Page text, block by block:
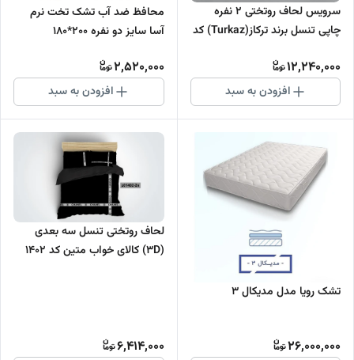
سرویس لحاف روتختی 2 نفره
چاپی تنسل برند ترکاز(Turkaz) کد
12,240,000
افزودن به سبد
محافظ ضد آب تشک تخت نرم
آسا سایز دو نفره 200*180
2,520,000
افزودن به سبد
تشک رویا مدل مدیکال 3
26,000,000
لحاف روتختی تنسل سه بعدی
(3D) کالای خواب متین کد 1402
6,414,000